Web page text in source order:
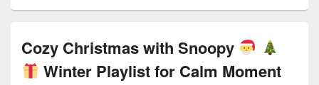
Cozy Christmas with Snoopy
Winter Playlist for Calm Moment